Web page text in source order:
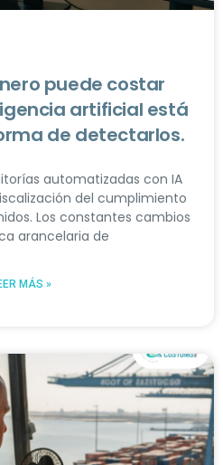
puede costar
artificial está
de detectarlos.
automatizadas con IA
del cumplimiento
Los constantes cambios
arancelaria de
MÁS »